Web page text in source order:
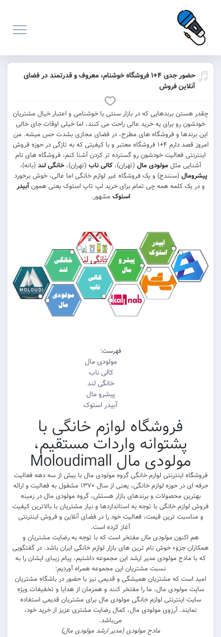
حضور جدی ۴+۱ فروشگاه خوشنام، معروف و قدرتمند در فضای
آنلاین فروش
چقدر هستن برندهایی که در بازار سنتی با خوشنامی و اعتبار خیال مشتریان
خودشون رو برای یه خرید عالی راحت می کنند، اما خیلی اوقات جای خالی
این برندها و فروشگاه های مطرح، در فضای مجازی بشدت حس میشه. من
امروز قصد دارم ۴+۱ فروشگاه معتبر و با کیفیتی که به تازگی در حوزه فروش
اینترنتی فعالیت خودشون رو گسترده تر کردن آشنا کنم، فروشگاه های نام
آشنایی مثلمولودی مال (تهران)، کالی ناب (تهران)،خانگی لند (بانه)،
پیشرومال (سنندج) و یک فروشگاه غیر لوازم خانگی اما عالی، خوش برخورد
و در یک کلمه همه چی تمام برای خرید لپ تاپ استوک یعنی همونآبیدر
استوک مشهور.
فهرست:
مولودی مال
کالی ناب
خانگی لند
پیشرو مال
آبیدر استوک
فروشگاه لوازم خانگی با
پشتوانه واردات مستقیم،
مولودی مال Moloudimall
فروشگاه اینترنتی لوازم خانگی گروه مولودی مال با بیش از سه دهه فعالیت
حرفه ای در حوزه لوازم خانگی، یعنی از سال ۱۳۷۰ مشغول به فعالیت و ارائه
بهترین محصولات و برندهای بازار هستش، گروه مولودی مال در زمینه
فروش لوازم خانگی با توجه به استانداردها و نیاز مشتریان با بالاترین کیفیت
و مناسبت ترین قیمت، فعالیت خود را در فضای آنلاین و فروش اینترنتی
آغاز کرده است.
هم اکنونمولودی مال مفتخر است که با توجه به رضایت مشتریان و
همکاران جزوء خوش نام ترین های بازار لوازم خانگی ایران باشد. در گفتگویی
که با مادح مولودی مدیر ارشد این مجموعه داشتیم، پیام زیبای ایشان را به
نسبت مشتریان این مجموعه همراه آوردیم:
امید است که مشتریان همیشگی و قدیمی نیز با حضور در باشگاه مشتریان
سایت مولودی مال، ما را مفتخر کنند و همزمان از هدایا و تخفیفات ویژه
سایت اینترنتی لوازم خانگی مولودی مال برای مشتریان قدیمی استفاده
نمایند. آرزوی مولودی مال، کمال رضایت مشتری عزیز از خرید خود،
می‌باشد.
مادح مولودی (مدیر ارشد مولودی مال)